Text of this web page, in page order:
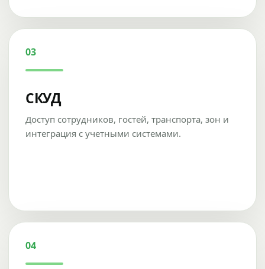
03
СКУД
Доступ сотрудников, гостей, транспорта, зон и
интеграция с учетными системами.
04